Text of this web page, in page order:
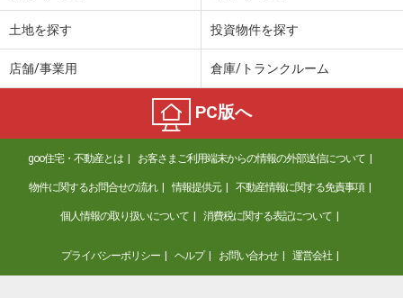
土地を探す 投資物件を探す
店舗/事業用 倉庫/トランクルーム
PC版へ
goo住宅・不動産とは お客さまご利用端末からの情報の外部送信について
物件に関するお問合せの流れ 情報提供元 不動産情報に関する免責事項
個人情報の取り扱いについて 消費税に関する表記について
プライバシーポリシー ヘルプ お問い合わせ 運営会社